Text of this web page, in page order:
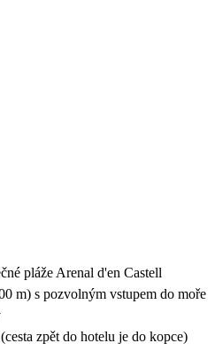
pláže Arenal d'en Castell
m) s pozvolným vstupem do moře
zpět do hotelu je do kopce)